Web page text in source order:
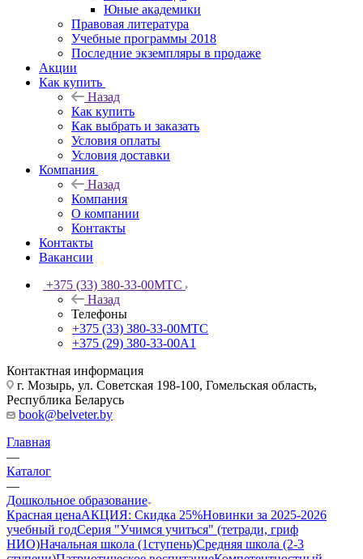
Юные академики
Правовая литература
Учебные программы 2018
Последние экземпляры в продаже
Акции
Как купить
Назад
Как купить
Как выбрать и заказать
Условия оплаты
Условия доставки
Компания
Назад
Компания
О компании
Контакты
Контакты
Вакансии
+375 (33) 380-33-00МТС
Назад
Телефоны
+375 (33) 380-33-00МТС
+375 (29) 380-33-00А1
Контактная информация
г. Мозырь, ул. Советская 198-100, Гомельская область,
Республика Беларусь
book@belveter.by
Главная
—
Каталог
—
Дошкольное образование
Красная ценаАКЦИЯ: Скидка 25%Новинки за 2025-2026
учебный годСерия "Учимся учиться" (тетради, гриф
НИО)Начальная школа (1ступень)Средняя школа (2-3